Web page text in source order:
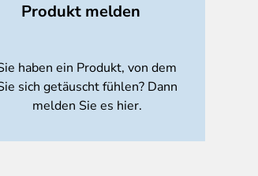
Produkt melden
haben ein Produkt, von dem
sich getäuscht fühlen? Dann
melden Sie es hier.